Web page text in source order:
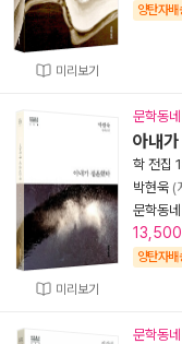
미리보기
양탄자배
미리보기
문학동
아내
학 전집
박현욱 (
문학동네
13,500
양탄자배
문학동